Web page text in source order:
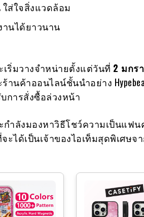
ส่ใจสิ่งแวดล้อม
านได้ยาวนาน
จะเริ่มวางจำหน่ายตั้งแต่วันที่ 2 มกร
ร้านค้าออนไลน์ชั้นนำอย่าง
การสั่งซื้อล่วงหน้า
กำลังมองหาวิธีโชว์ความเป็นแฟ
ได้เป็นเจ้าของไอเท็มสุดพิเศษจ